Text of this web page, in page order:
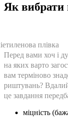
Як вибрати
Перед вами хоч і
на яких варто
вам терміново
риштувань?
це завдання
міцність